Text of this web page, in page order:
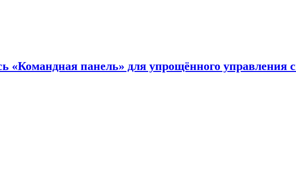
«Командная панель» для упрощённого управления